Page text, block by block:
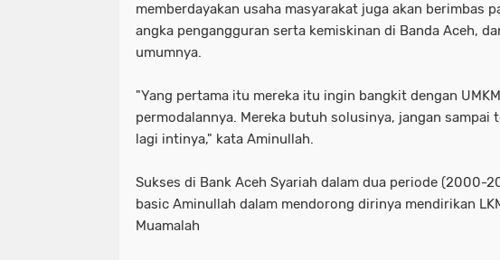
memberdayakan usaha masyarakat juga akan berimbas
angka pengangguran serta kemiskinan di Banda Aceh,
umumnya.
"Yang pertama itu mereka itu ingin bangkit dengan
permodalannya. Mereka butuh solusinya, jangan sampai
lagi intinya," kata Aminullah.
Sukses di Bank Aceh Syariah dalam dua periode (2000-
basic Aminullah dalam mendorong dirinya mendirikan
Muamalah